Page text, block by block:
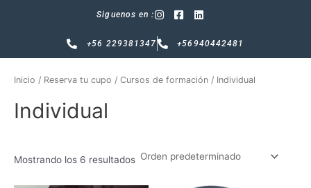
Siguenos en :
+56 229381347 +56940442481
Inicio / Reserva tu cupo / Cursos de formación / Individual
Individual
Mostrando los 6 resultados